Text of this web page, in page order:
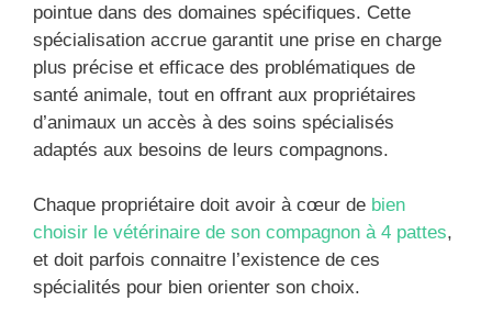
pointue dans des domaines spécifiques. Cette
spécialisation accrue garantit une prise en charge
plus précise et efficace des problématiques de
santé animale, tout en offrant aux propriétaires
d’animaux un accès à des soins spécialisés
adaptés aux besoins de leurs compagnons.
Chaque propriétaire doit avoir à cœur de bien
choisir le vétérinaire de son compagnon à 4 pattes,
et doit parfois connaitre l’existence de ces
spécialités pour bien orienter son choix.